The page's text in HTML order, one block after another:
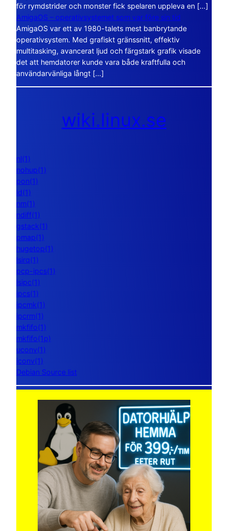
för rymdstrider och monster fick spelaren uppleva en […]
AmigaOS – operativsystemet som var före sin tid
AmigaOS var ett av 1980-talets mest banbrytande
operativsystem. Med grafiskt gränssnitt, effektiv
multitasking, avancerat ljud och färgstark grafik visade
det att hemdatorer kunde vara både kraftfulla och
användarvänliga långt […]
wiki.linux.se
nl(1)
nohup(1)
pon(1)
ld(1)
nm(1)
ndiff(1)
gstack(1)
pmap(1)
hugetop(1)
lsirq(1)
pcp-ipcs(1)
lsipc(1)
ipcs(1)
ipcmk(1)
ipcrm(1)
mkfifo(1)
mkfifo(1p)
uconv(1)
iconv(1)
Debian Source list